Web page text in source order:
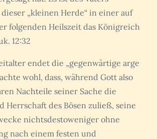
„kleinen Herde“ in einer auf
folgenden Heilszeit das Königreich
12:32
endet die „gegenwärtige arge
wohl, dass, während Gott also
Nachteile seiner Sache die
Herrschaft des Bösen zuließ, seine
nichtsdestoweniger ohne
nach einem festen und